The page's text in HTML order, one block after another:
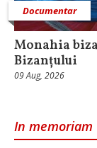
Documentar
Monahia
Bizanțului
09 Aug, 2026
In memoriam